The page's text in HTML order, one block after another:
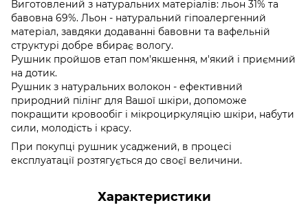
Виготовлений з натуральних матеріалів: льон 31% та
бавовна 69%. Льон - натуральний гіпоалергенний
матеріал, завдяки додаванні бавовни та вафельній
структурі добре вбирає вологу.
Рушник пройшов етап пом'якшення, м'який і приємний
на дотик.
Рушник з натуральних волокон - ефективний
природний пілінг для Вашої шкіри, допоможе
покращити кровообіг і мікроциркуляцію шкіри, набути
сили, молодість і красу.
При покупці рушник усаджений, в процесі
експлуатації розтягується до своєї величини.
Характеристики